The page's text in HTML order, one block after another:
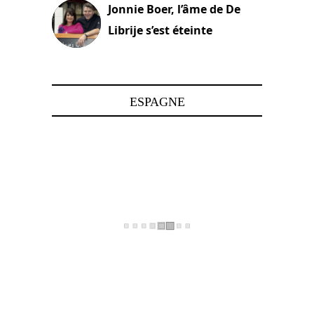
Jonnie Boer, l’âme de De
Librije s’est éteinte
ESPAGNE